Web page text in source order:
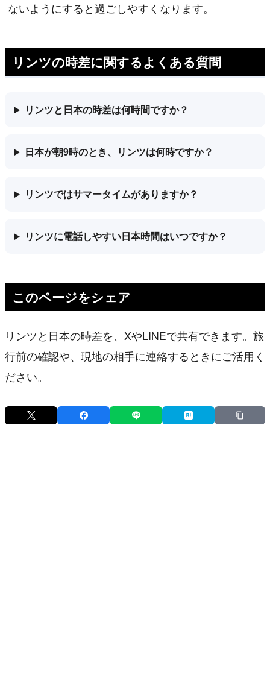
ないようにすると過ごしやすくなります。
リンツの時差に関するよくある質問
リンツと日本の時差は何時間ですか？
日本が朝9時のとき、リンツは何時ですか？
リンツではサマータイムがありますか？
リンツに電話しやすい日本時間はいつですか？
このページをシェア
リンツと日本の時差を、XやLINEで共有できます。旅
行前の確認や、現地の相手に連絡するときにご活用く
ださい。